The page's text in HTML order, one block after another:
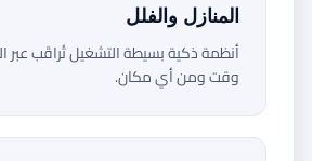
المنازل والفلل
أنظمة ذكية بسيطة التشغيل تُراقَب
وقت ومن أي مكان.